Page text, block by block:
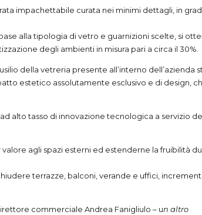
impachettabile curata nei minimi dettagli, in
alla tipologia di vetro e guarnizioni scelte, si
degli ambienti in misura pari a circa il 30%.
della vetreria presente all’interno dell’azienda
estetico assolutamente esclusivo e di design,
alto tasso di innovazione tecnologica a servizio
agli spazi esterni ed estenderne la fruibilità
terrazze, balconi, verande e uffici,
commerciale Andrea Fanigliulo – un altro